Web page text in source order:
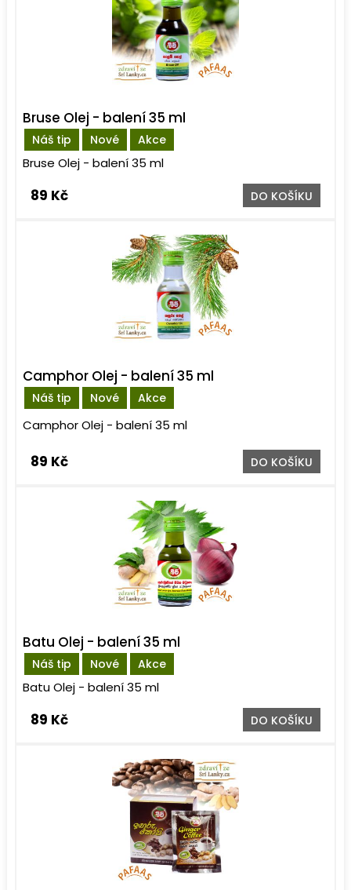
Náš tip Nové Akce
Bruse Olej - balení 35 ml
Bruse Olej - balení 35 ml
89 Kč DO KOŠÍKU
Náš tip Nové Akce
Camphor Olej - balení 35 ml
Camphor Olej - balení 35 ml
89 Kč DO KOŠÍKU
Náš tip Nové Akce
Batu Olej - balení 35 ml
Batu Olej - balení 35 ml
89 Kč DO KOŠÍKU